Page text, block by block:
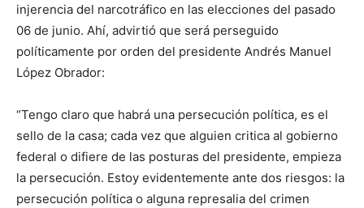
injerencia del narcotráfico en las elecciones del pasado
06 de junio. Ahí, advirtió que será perseguido
políticamente por orden del presidente Andrés Manuel
López Obrador:
“Tengo claro que habrá una persecución política, es el
sello de la casa; cada vez que alguien critica al gobierno
federal o difiere de las posturas del presidente, empieza
la persecución. Estoy evidentemente ante dos riesgos: la
persecución política o alguna represalia del crimen